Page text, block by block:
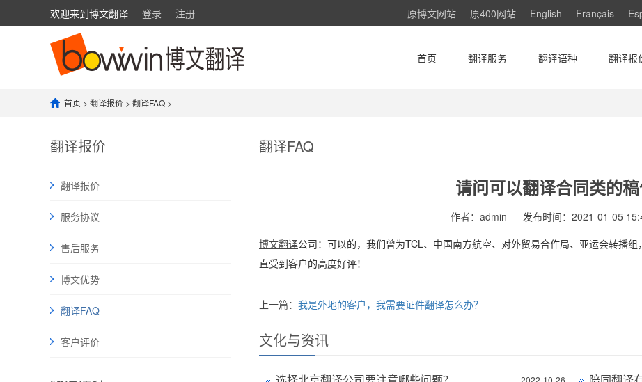
欢迎来到博文翻译 登录 注册 原博文网站 原400网站 English Français
首页 翻译服务 翻译语种 翻译报
首页 > 翻译报价 > 翻译FAQ >
翻译报价
翻译报价
服务协议
售后服务
博文优势
翻译FAQ
客户评价
翻译FAQ
请问可以翻译合同类的稿
作者：admin 发布时间：2021-01-05
博文翻译公司：可以的，我们曾为TCL、中国南方航空、对外贸易合作局、亚运会转播
直受到客户的高度好评！
上一篇： 我是外地的客户，我需要证件翻译怎么办？
文化与资讯
2022-10-26